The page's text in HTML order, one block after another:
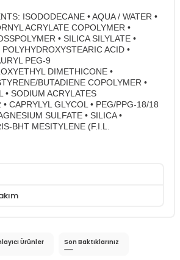
ISODODECANE • AQUA / WATER •
ACRYLATE COPOLYMER •
• SILICA SILYLATE •
ACID •
PEG-9
DIMETHICONE •
BUTADIENE COPOLYMER •
• SODIUM ACRYLATES
CAPRYLYL GLYCOL • PEG/PPG-18/18
SULFATE • SILICA •
BHT MESITYLENE (F.I.L.
Ürünler Son Baktıklarınız